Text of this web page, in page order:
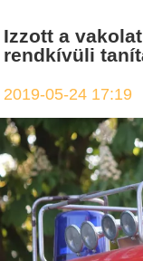
Izzott a
rendkívüli
2019-05-24 17:19